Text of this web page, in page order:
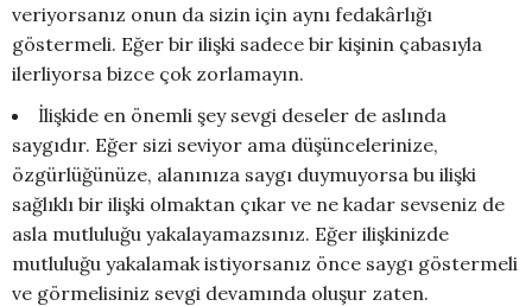
veriyorsanız onun da sizin için aynı fedakârlığı
göstermeli. Eğer bir ilişki sadece bir kişinin çabasıyla
ilerliyorsa bizce çok zorlamayın.
İlişkide en önemli şey sevgi deseler de aslında
saygıdır. Eğer sizi seviyor ama düşüncelerinize,
özgürlüğünüze, alanınıza saygı duymuyorsa bu ilişki
sağlıklı bir ilişki olmaktan çıkar ve ne kadar sevseniz de
asla mutluluğu yakalayamazsınız. Eğer ilişkinizde
mutluluğu yakalamak istiyorsanız önce saygı göstermeli
ve görmelisiniz sevgi devamında oluşur zaten.